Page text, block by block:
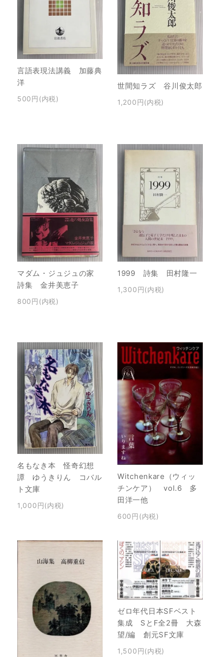
言語表現法講義 加藤典
洋
500円(内税)
世間知ラズ 谷川俊太郎
1,200円(内税)
マダム・ジュジュの家
詩集 金井美恵子
800円(内税)
1999 詩集 田村隆一
1,300円(内税)
名もなき本 怪奇幻想
譚 ゆうきりん コバル
ト文庫
1,000円(内税)
Witchenkare（ウィッ
チンケア） vol.6 多
田洋一他
600円(内税)
ゼロ年代日本SFベスト
集成 SとF全2冊 大森
望/編 創元SF文庫
1,500円(内税)